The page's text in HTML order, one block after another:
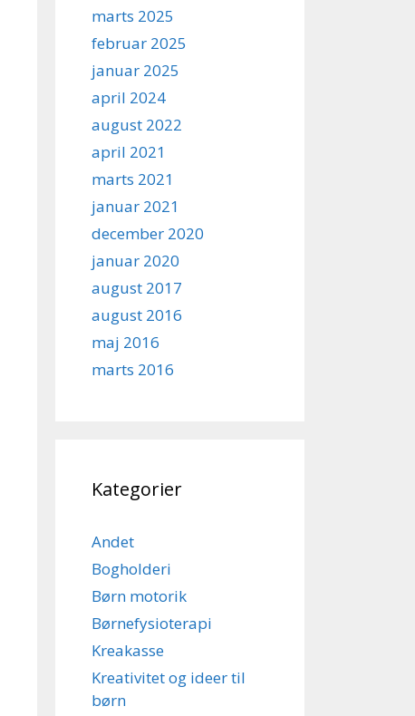
marts 2025
februar 2025
januar 2025
april 2024
august 2022
april 2021
marts 2021
januar 2021
december 2020
januar 2020
august 2017
august 2016
maj 2016
marts 2016
Kategorier
Andet
Bogholderi
Børn motorik
Børnefysioterapi
Kreakasse
Kreativitet og ideer til
børn